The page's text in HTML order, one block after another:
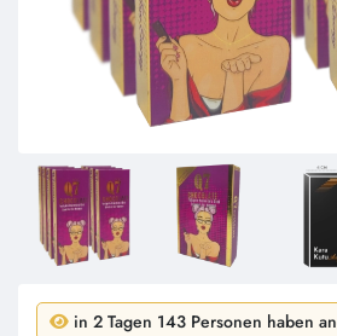
in 2 Tagen 143 Personen haben